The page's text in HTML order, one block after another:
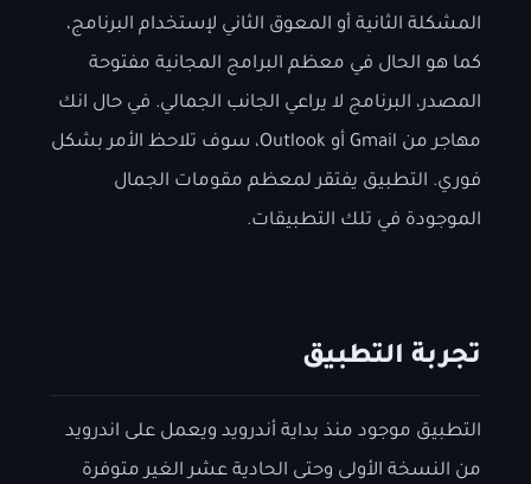
المشكلة الثانية أو المعوق الثاني لإستخدام البرنامج،
كما هو الحال في معظم البرامج المجانية مفتوحة
المصدر، البرنامج لا يراعي الجانب الجمالي. في حال انك
مهاجر من Gmail أو Outlook، سوف تلاحظ الأمر بشكل
فوري. التطبيق يفتقر لمعظم مقومات الجمال
الموجودة في تلك التطبيقات.
تجربة التطبيق
التطبيق موجود منذ بداية أندرويد ويعمل على اندرويد
من النسخة الأولى وحتى الحادية عشر الغير متوفرة